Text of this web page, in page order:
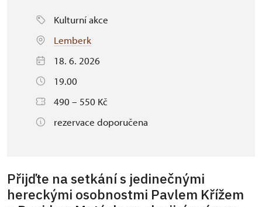
Kulturní akce
Lemberk
18. 6. 2026
19.00
490 – 550 Kč
rezervace doporučena
Přijďte na setkání s jedinečnými
hereckými osobnostmi Pavlem Křížem